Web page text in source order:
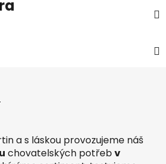
a s láskou provozujeme náš
chovatelských potřebv